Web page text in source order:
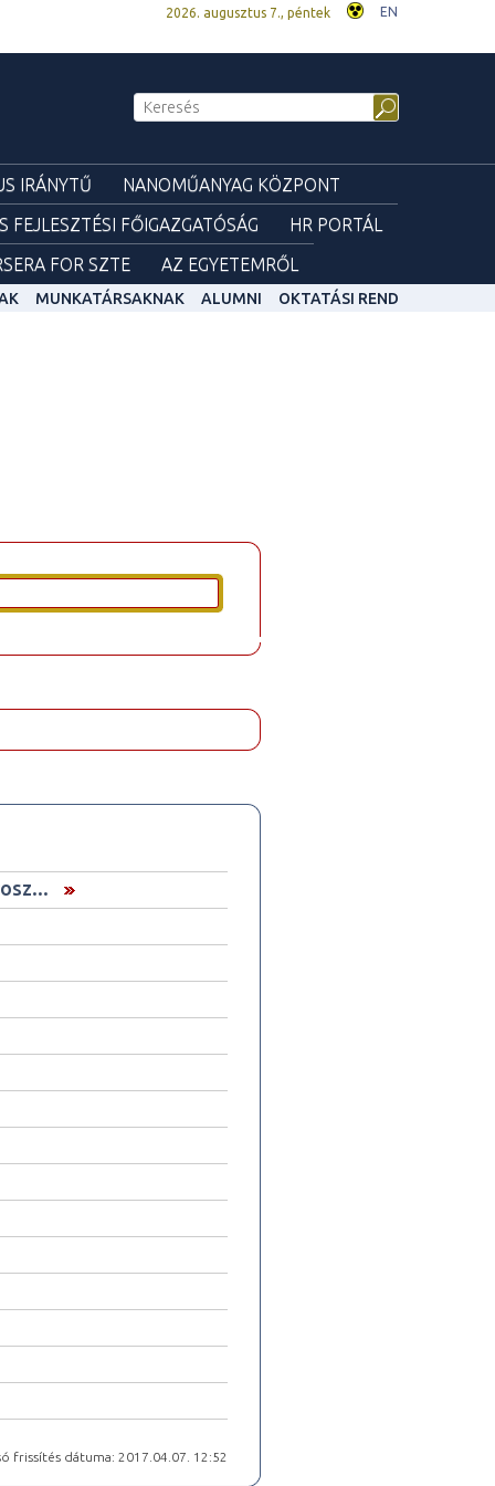
2026. augusztus 7., péntek EN
IRÁNYTŰ
NANOMŰANYAG KÖZPONT
FEJLESZTÉSI FŐIGAZGATÓSÁG
HR PORTÁL
FOR SZTE AZ EGYETEMRŐL
MUNKATÁRSAKNAK ALUMNI OKTATÁSI REND
frissítés dátuma: 2017.04.07. 12:52